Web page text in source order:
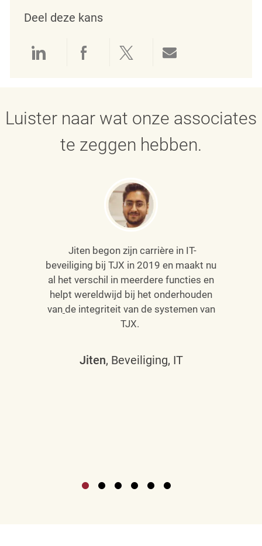
Deel deze kans
Delen via LinkedIn
Delen via Facebook
Delen via twitter
Luister naar wat onze associates
te zeggen hebben.
Jiten begon zijn carrière in IT-
beveiliging bij TJX in 2019 en maakt nu
al het verschil in meerdere functies en
helpt wereldwijd bij het onderhouden
van de integriteit van de systemen van
TJX.
Jiten, Beveiliging, IT